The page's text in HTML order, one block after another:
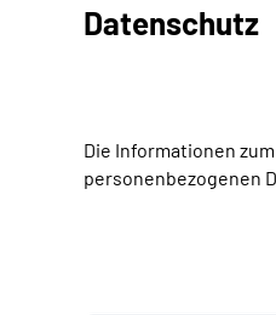
Datenschutz
Die Informationen zum
personenbezogenen